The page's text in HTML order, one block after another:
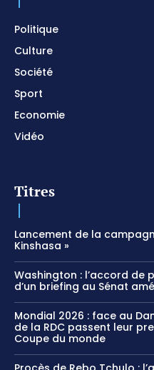
Politique
Culture
Société
Sport
Economie
Vidéo
Titres
Lancement de la
Kinshasa »
Washington : l’accord de
d’un briefing au Sénat
Mondial 2026 : face au
de la RDC passent leur
Coupe du monde